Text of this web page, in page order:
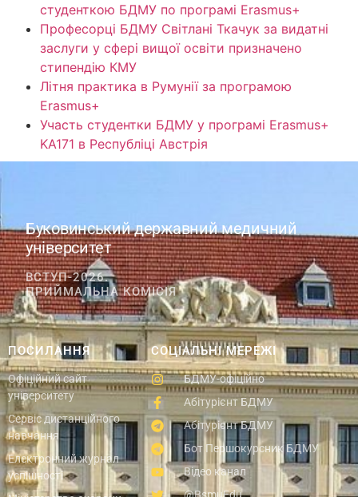
студенткою БДМУ по програмі Erasmus+
Професорці БДМУ Світлані Ткачук за видатні
заслуги у сфері вищої освіти призначено
стипендію КМУ
Літня практика в Румунії за програмою
Erasmus+
Участь студентки БДМУ у програмі Erasmus+
KA171 в Республіці Австрія
СОЦІАЛЬНІ МЕРЕЖІ
БДМУ-офіційно
Абітурієнт БДМУ
Абітурієнт БДМУ
Бот Першокурсник БДМУ
Відео канал
ПОСИЛАННЯ
Офіційний сайт
університету
Сервіс дистанційного
навчання
Електронний журнал
успішності
Буковинський державний медичний
університет
ВСТУП-2026.
ПРИЙМАЛЬНА КОМІСІЯ